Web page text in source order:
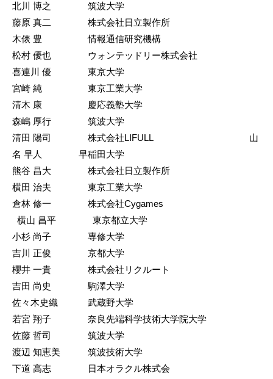
北川 博之 筑波大学
藤原 真二 株式会社日立製作所
木俵 豊 情報通信研究機構
松村 優也 ウォンテッドリー株式会社
喜連川 優 東京大学
宮崎 純 東京工業大学
清木 康 慶応義塾大学
森嶋 厚行 筑波大学
清田 陽司 株式会社LIFULL 山
名 早人 早稲田大学
熊谷 昌大 株式会社日立製作所
横田 治夫 東京工業大学
倉林 修一 株式会社Cygames
横山 昌平 東京都立大学
小杉 尚子 専修大学
吉川 正俊 京都大学
櫻井 一貴 株式会社リクルート
吉田 尚史 駒澤大学
佐々木史織 武蔵野大学
若宮 翔子 奈良先端科学技術大学院大学
佐藤 哲司 筑波大学
渡辺 知恵美 筑波技術大学
下道 高志 日本オラクル株式会